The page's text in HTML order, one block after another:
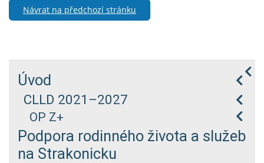
Návrat na předchozí stránku
Úvod
CLLD 2021–2027
OP Z+
Podpora rodinného života a služeb
na Strakonicku